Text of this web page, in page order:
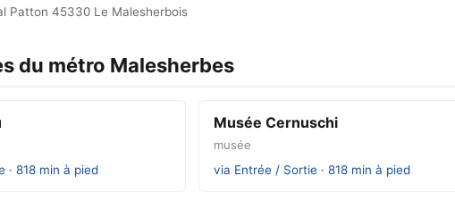
Patton 45330 Le Malesherbois
du métro Malesherbes
· 818 min à pied
Musée Cernuschi
musée
via Entrée / Sortie · 818 min à pied